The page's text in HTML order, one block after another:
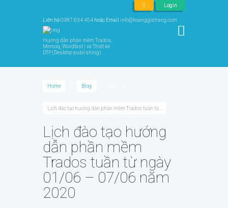
Login
Liên hệ0987 634 454 hoặc Email info@hoanggiatrang.com
Hướng dẫn phần mềm Trados,
Memoq, Wordfast | và Thiết kế
DTP (Desktop publishing).
Home Blog
Lịch đào tạo hướng dẫn phần mềm Trados tuần từ...
Lịch đào tạo hướng
dẫn phần mềm
Trados tuần từ ngày
01/06 – 07/06 năm
2020